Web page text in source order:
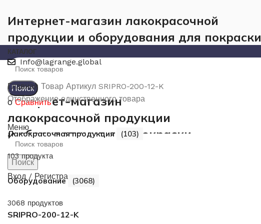
Интернет-магазин лакокрасочной
продукции и оборудования для покраски
Info@lagrange.global
Интернет-магазин
лакокрасочной продукции
и оборудования для покраски
КАТАЛОГ
Поиск
0 Сравнить
Меню
Поиск
Вход / Регистрация
Главная Товар Артикул SRIPRO-200-12-K
Отображение единственного товара
Лакокрасочная продукция (103)
103 продукта
Оборудование (3068)
3068 продуктов
SRIPRO-200-12-K